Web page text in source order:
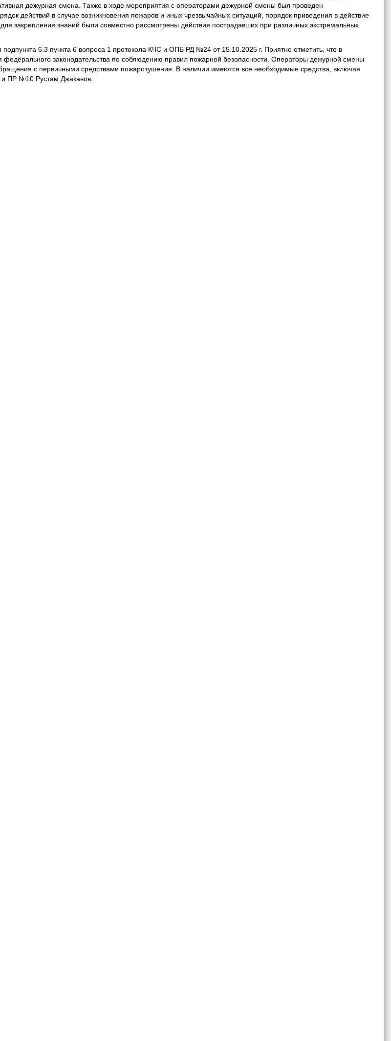
дежурная смена. Также в ходе мероприятия с операторами дежурной смены был проведен
действий в случае возникновения пожаров и иных чрезвычайных ситуаций, порядок приведения в действие
закрепления знаний были совместно рассмотрены действия пострадавших при различных экстремальных
6.3 пункта 6 вопроса 1 протокола КЧС и ОПБ РД №24 от 15.10.2025 г. Приятно отметить, что в
федерального законодательства по соблюдению правил пожарной безопасности. Операторы дежурной смены
с первичными средствами пожаротушения. В наличии имеются все необходимые средства, включая
ПР №10 Рустам Джакавов.